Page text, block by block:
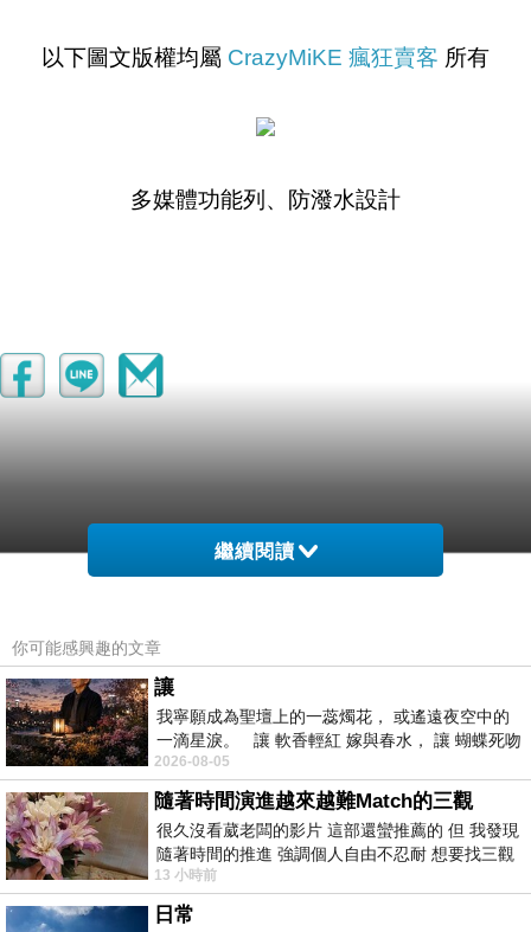
以下圖文版權均屬 CrazyMiKE 瘋狂賣客 所有
多媒體功能列、防潑水設計
非買不可的理由
◆先進的2.4G無線技術，提供10M接收距離
◆滑鼠可三段CPI切換(800/1600/2400)
◆鍵盤底部大口徑防潑水排水孔設計
繼續閱讀
你可能感興趣的文章
讓
我寧願成為聖壇上的一蕊燭花， 或遙遠夜空中的
一滴星淚。 讓 軟香輕紅 嫁與春水， 讓 蝴蝶死吻
夏日最後一瓣玫瑰， 讓
2026-08-05
隨著時間演進越來越難Match的三觀
很久沒看葳老闆的影片 這部還蠻推薦的 但 我發現
隨著時間的推進 強調個人自由不忍耐 想要找三觀
接近的不要說對象 連朋友都超
13 小時前
日常